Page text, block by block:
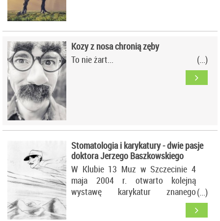
Kozy z nosa chronią zęby
To nie żart...
Stomatologia i karykatury - dwie pasje
doktora Jerzego Baszkowskiego
W Klubie 13 Muz w Szczecinie 4
maja 2004 r. otwarto kolejną
wystawę karykatur znanego
stomatologa i karykaturzysty dr.
Jerzego Baszkowskiego. Ukończył